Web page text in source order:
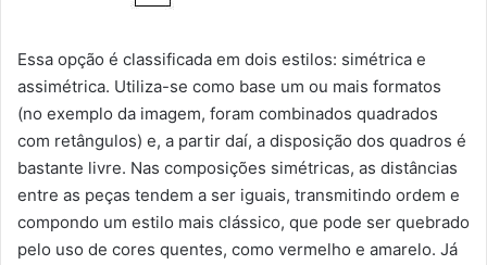
Essa opção é classificada em dois estilos: simétrica e
assimétrica. Utiliza-se como base um ou mais formatos
(no exemplo da imagem, foram combinados quadrados
com retângulos) e, a partir daí, a disposição dos quadros é
bastante livre. Nas composições simétricas, as distâncias
entre as peças tendem a ser iguais, transmitindo ordem e
compondo um estilo mais clássico, que pode ser quebrado
pelo uso de cores quentes, como vermelho e amarelo. Já